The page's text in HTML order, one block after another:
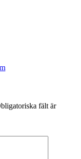
fält är